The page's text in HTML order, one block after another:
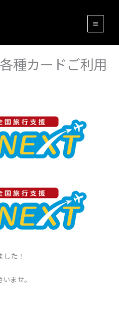
種カードご利用
た！
ませ。